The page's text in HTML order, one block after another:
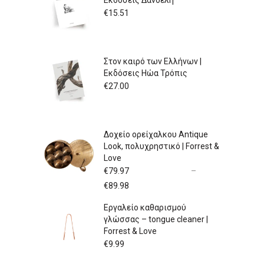
€15.51
Στον καιρό των Ελλήνων |
Εκδόσεις Ηώα Τρόπις
€27.00
Δοχείο ορείχαλκου Antique
Look, πολυχρηστικό | Forrest &
Love
€79.97
–
€89.98
through
Εργαλείο καθαρισμού
γλώσσας – tongue cleaner |
Forrest & Love
€9.99